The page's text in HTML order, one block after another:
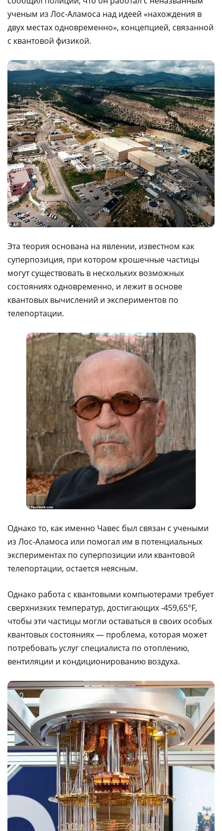
ученым из Лос-Аламоса над идеей «нахождения в
двух местах одновременно», концепцией, связанной
с квантовой физикой.
Эта теория основана на явлении, известном как
суперпозиция, при котором крошечные частицы
могут существовать в нескольких возможных
состояниях одновременно, и лежит в основе
квантовых вычислений и экспериментов по
телепортации.
Однако то, как именно Чавес был связан с учеными
из Лос-Аламоса или помогал им в потенциальных
экспериментах по суперпозиции или квантовой
телепортации, остается неясным.
Однако работа с квантовыми компьютерами требует
сверхнизких температур, достигающих -459,65°F,
чтобы эти частицы могли оставаться в своих особых
квантовых состояниях — проблема, которая может
потребовать услуг специалиста по отоплению,
вентиляции и кондиционированию воздуха.